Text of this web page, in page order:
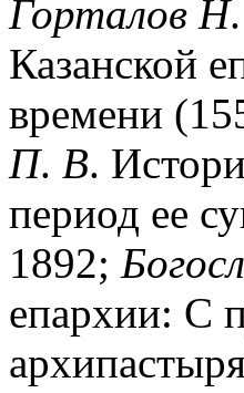
Горталов Н
Казанской
времени
П. В.
период ее
1892;
епархии: С